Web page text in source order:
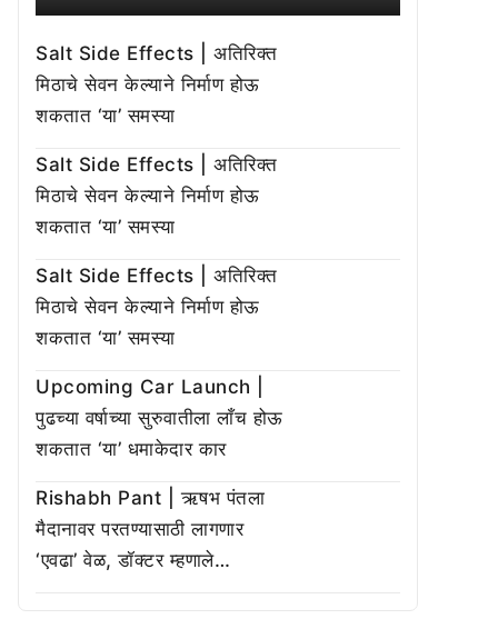
Salt Side Effects | अतिरिक्त
मिठाचे सेवन केल्याने निर्माण होऊ
शकतात ‘या’ समस्या
Salt Side Effects | अतिरिक्त
मिठाचे सेवन केल्याने निर्माण होऊ
शकतात ‘या’ समस्या
Salt Side Effects | अतिरिक्त
मिठाचे सेवन केल्याने निर्माण होऊ
शकतात ‘या’ समस्या
Upcoming Car Launch |
पुढच्या वर्षाच्या सुरुवातीला लाँच होऊ
शकतात ‘या’ धमाकेदार कार
Rishabh Pant | ऋषभ पंतला
मैदानावर परतण्यासाठी लागणार
‘एवढा’ वेळ, डॉक्टर म्हणाले…